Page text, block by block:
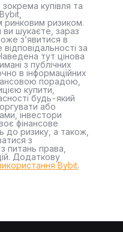
купівля та
ризиком.
шукаєте, зараз
з’явитися в
за
тут цінова
з публічних
в інформаційних
порадою,
купити,
будь-який
або
інвестори
фінансове
до ризику, а також,
з
питань права,
Додаткову
Bybit.